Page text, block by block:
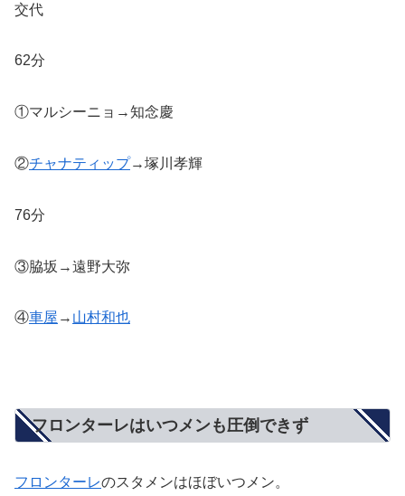
交代
62分
①マルシーニョ→知念慶
②チャナティップ→塚川孝輝
76分
③脇坂→遠野大弥
④車屋 → 山村和也
フロンターレはいつメンも圧倒できず
フロンターレのスタメンはほぼいつメン。